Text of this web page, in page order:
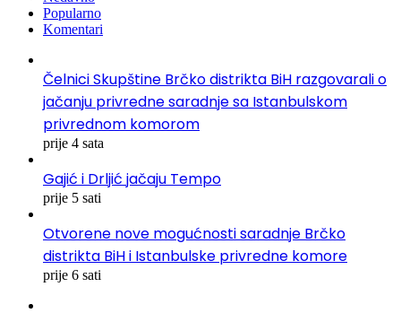
Popularno
Komentari
Čelnici Skupštine Brčko distrikta BiH razgovarali o
jačanju privredne saradnje sa Istanbulskom
privrednom komorom
prije 4 sata
Gajić i Drljić jačaju Tempo
prije 5 sati
Otvorene nove mogućnosti saradnje Brčko
distrikta BiH i Istanbulske privredne komore
prije 6 sati